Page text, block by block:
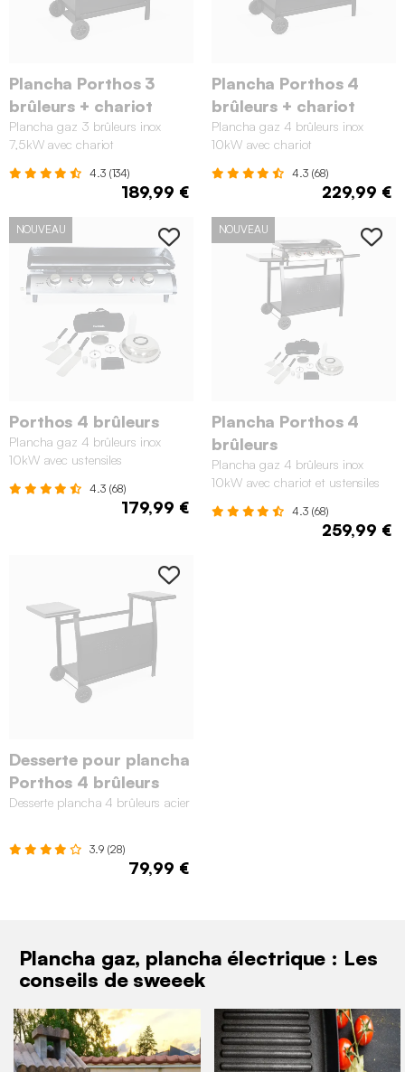
Plancha Porthos 3
brûleurs + chariot
Plancha gaz 3 brûleurs inox
7,5kW avec chariot
4.3 (134)
189,99 €
Plancha Porthos 4
brûleurs + chariot
Plancha gaz 4 brûleurs inox
10kW avec chariot
4.3 (68)
229,99 €
NOUVEAU
Porthos 4 brûleurs
Plancha gaz 4 brûleurs inox
10kW avec ustensiles
4.3 (68)
179,99 €
NOUVEAU
Plancha Porthos 4
brûleurs
Plancha gaz 4 brûleurs inox
10kW avec chariot et ustensiles
4.3 (68)
259,99 €
Desserte pour plancha
Porthos 4 brûleurs
Desserte plancha 4 brûleurs acier
3.9 (28)
79,99 €
Plancha gaz, plancha électrique : Les
conseils de sweeek